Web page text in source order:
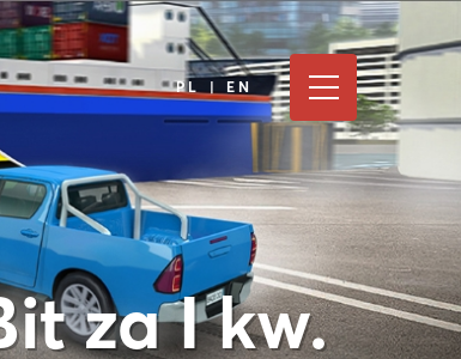
PL | EN
za I kw.